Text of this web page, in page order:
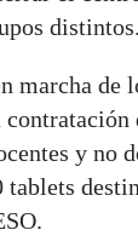
distintos.
marcha de
contratación
y no